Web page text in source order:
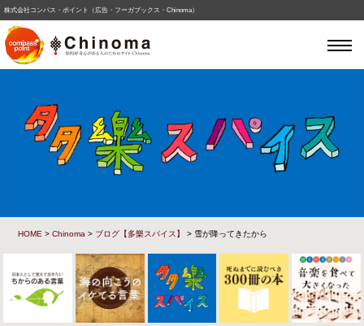
株式会社コンパス・ポイント（広告・フーガブックス・Chinoma）
HOME >Chinoma > ブログ【多樂スパイス】 > 雪が降ってきたから